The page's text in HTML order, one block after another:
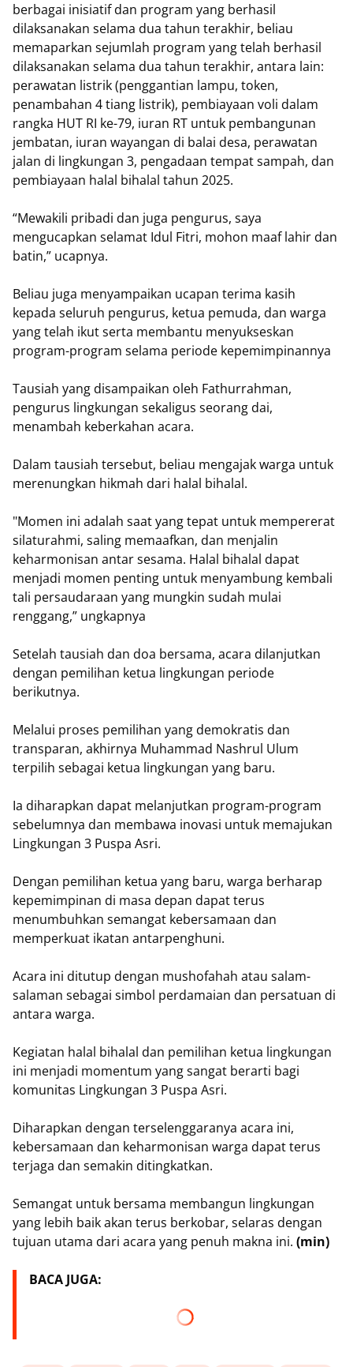
berbagai inisiatif dan program yang berhasil
dilaksanakan selama dua tahun terakhir, beliau
memaparkan sejumlah program yang telah berhasil
dilaksanakan selama dua tahun terakhir, antara lain:
perawatan listrik (penggantian lampu, token,
penambahan 4 tiang listrik), pembiayaan voli dalam
rangka HUT RI ke-79, iuran RT untuk pembangunan
jembatan, iuran wayangan di balai desa, perawatan
jalan di lingkungan 3, pengadaan tempat sampah, dan
pembiayaan halal bihalal tahun 2025.
“Mewakili pribadi dan juga pengurus, saya
mengucapkan selamat Idul Fitri, mohon maaf lahir dan
batin,” ucapnya.
Beliau juga menyampaikan ucapan terima kasih
kepada seluruh pengurus, ketua pemuda, dan warga
yang telah ikut serta membantu menyukseskan
program-program selama periode kepemimpinannya
Tausiah yang disampaikan oleh Fathurrahman,
pengurus lingkungan sekaligus seorang dai,
menambah keberkahan acara.
Dalam tausiah tersebut, beliau mengajak warga untuk
merenungkan hikmah dari halal bihalal.
"Momen ini adalah saat yang tepat untuk mempererat
silaturahmi, saling memaafkan, dan menjalin
keharmonisan antar sesama. Halal bihalal dapat
menjadi momen penting untuk menyambung kembali
tali persaudaraan yang mungkin sudah mulai
renggang,” ungkapnya
Setelah tausiah dan doa bersama, acara dilanjutkan
dengan pemilihan ketua lingkungan periode
berikutnya.
Melalui proses pemilihan yang demokratis dan
transparan, akhirnya Muhammad Nashrul Ulum
terpilih sebagai ketua lingkungan yang baru.
Ia diharapkan dapat melanjutkan program-program
sebelumnya dan membawa inovasi untuk memajukan
Lingkungan 3 Puspa Asri.
Dengan pemilihan ketua yang baru, warga berharap
kepemimpinan di masa depan dapat terus
menumbuhkan semangat kebersamaan dan
memperkuat ikatan antarpenghuni.
Acara ini ditutup dengan mushofahah atau salam-
salaman sebagai simbol perdamaian dan persatuan di
antara warga.
Kegiatan halal bihalal dan pemilihan ketua lingkungan
ini menjadi momentum yang sangat berarti bagi
komunitas Lingkungan 3 Puspa Asri.
Diharapkan dengan terselenggaranya acara ini,
kebersamaan dan keharmonisan warga dapat terus
terjaga dan semakin ditingkatkan.
Semangat untuk bersama membangun lingkungan
yang lebih baik akan terus berkobar, selaras dengan
tujuan utama dari acara yang penuh makna ini. (min)
BACA JUGA: